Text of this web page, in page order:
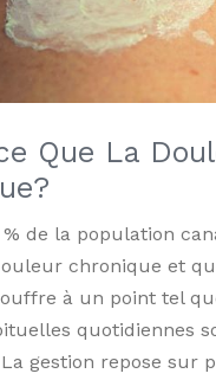
Que La
de la population
chronique et
à un point tel
quotidiennes
gestion repose sur